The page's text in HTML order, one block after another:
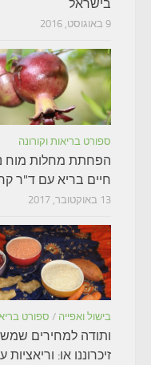
בישראל
9 באוגוסט, 2016
ספורט בריאות וקורונה
הפחתת מחלות מוח
חיים בריא עם ד"ר
13 באוקטובר, 2017
בישול ואפייה / ספורט
ותודה למחירים
זיכרוננו או: וריאציות